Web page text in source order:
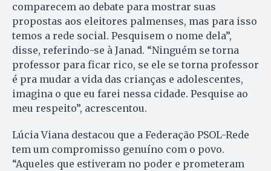
comparecem ao debate para mostrar suas
propostas aos eleitores palmenses, mas para isso
temos a rede social. Pesquisem o nome dela”,
disse, referindo-se à Janad. “Ninguém se torna
professor para ficar rico, se ele se torna professor
é pra mudar a vida das crianças e adolescentes,
imagina o que eu farei nessa cidade. Pesquise ao
meu respeito”, acrescentou.
Lúcia Viana destacou que a Federação PSOL-Rede
tem um compromisso genuíno com o povo.
“Aqueles que estiveram no poder e prometeram